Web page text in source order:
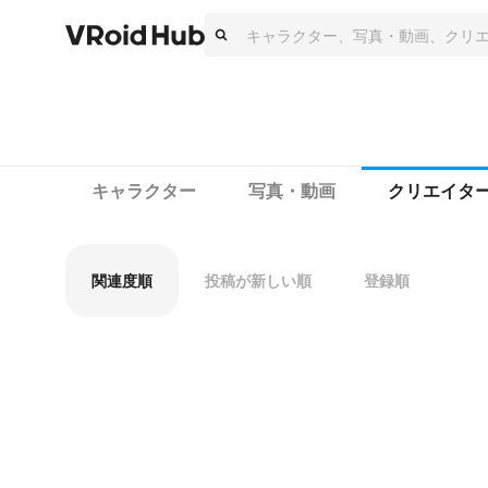
キャラクター 写真・動画 クリエイタ
関連度順 投稿が新しい順 登録順